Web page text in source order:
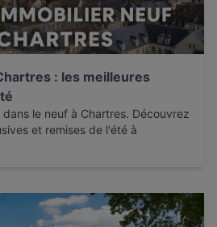
: les meilleures
le neuf à Chartres. Découvrez
et remises de l'été à